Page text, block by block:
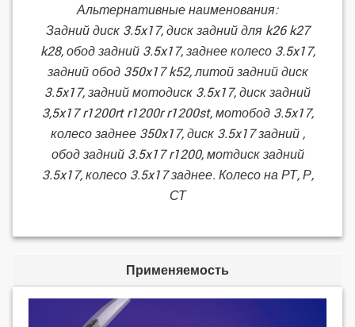
Альтернативные наименования:
Задний диск 3.5x17, диск задний для k26 k27
k28, обод задний 3.5x17, заднее колесо 3.5x17,
задний обод 350x17 k52, литой задний диск
3.5x17, задний мотодиск 3.5x17, диск задний
3,5x17 r1200rt r1200r r1200st, мотобод 3.5x17,
колесо заднее 350x17, диск 3.5x17 задний ,
обод задний 3.5x17 r1200, мотдиск задний
3.5x17, колесо 3.5x17 заднее. Колесо на РТ, Р,
СТ
Применяемость